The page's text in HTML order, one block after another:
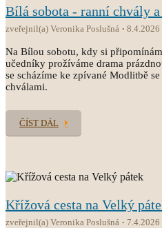
Bílá sobota - ranní chvály
zveřejnil(a) Veronika Poslušná 8.4.2026
Na Bílou sobotu, kdy si
učedníky prožíváme drama
se scházíme ke zpívané Modlitbě
chválami.
ČÍST DÁL
Křížová cesta na Velký
zveřejnil(a) Veronika Poslušná 7.4.2026